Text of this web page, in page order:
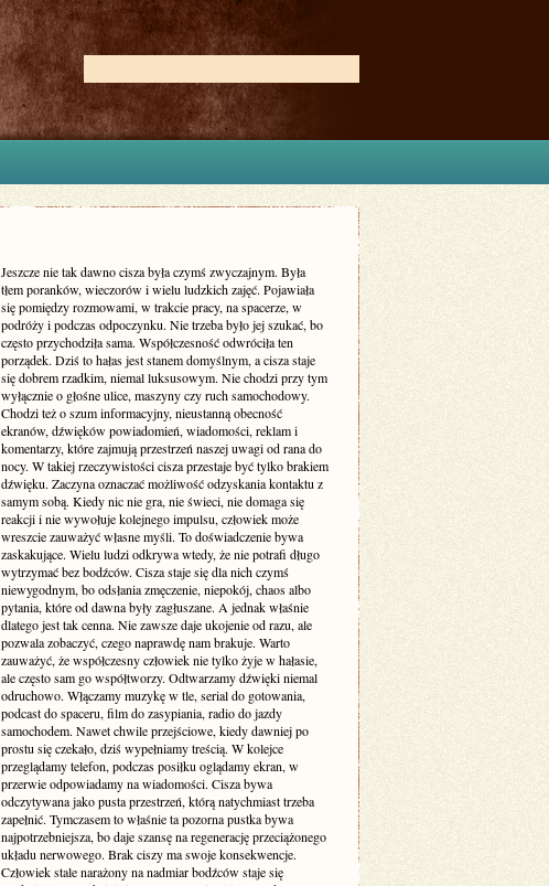
Jeszcze nie tak dawno cisza była czymś zwyczajnym. Była
tłem poranków, wieczorów i wielu ludzkich zajęć. Pojawiała
się pomiędzy rozmowami, w trakcie pracy, na spacerze, w
podróży i podczas odpoczynku. Nie trzeba było jej szukać, bo
często przychodziła sama. Współczesność odwróciła ten
porządek. Dziś to hałas jest stanem domyślnym, a cisza staje
się dobrem rzadkim, niemal luksusowym. Nie chodzi przy tym
wyłącznie o głośne ulice, maszyny czy ruch samochodowy.
Chodzi też o szum informacyjny, nieustanną obecność
ekranów, dźwięków powiadomień, wiadomości, reklam i
komentarzy, które zajmują przestrzeń naszej uwagi od rana do
nocy. W takiej rzeczywistości cisza przestaje być tylko brakiem
dźwięku. Zaczyna oznaczać możliwość odzyskania kontaktu z
samym sobą. Kiedy nic nie gra, nie świeci, nie domaga się
reakcji i nie wywołuje kolejnego impulsu, człowiek może
wreszcie zauważyć własne myśli. To doświadczenie bywa
zaskakujące. Wielu ludzi odkrywa wtedy, że nie potrafi długo
wytrzymać bez bodźców. Cisza staje się dla nich czymś
niewygodnym, bo odsłania zmęczenie, niepokój, chaos albo
pytania, które od dawna były zagłuszane. A jednak właśnie
dlatego jest tak cenna. Nie zawsze daje ukojenie od razu, ale
pozwala zobaczyć, czego naprawdę nam brakuje. Warto
zauważyć, że współczesny człowiek nie tylko żyje w hałasie,
ale często sam go współtworzy. Odtwarzamy dźwięki niemal
odruchowo. Włączamy muzykę w tle, serial do gotowania,
podcast do spaceru, film do zasypiania, radio do jazdy
samochodem. Nawet chwile przejściowe, kiedy dawniej po
prostu się czekało, dziś wypełniamy treścią. W kolejce
przeglądamy telefon, podczas posiłku oglądamy ekran, w
przerwie odpowiadamy na wiadomości. Cisza bywa
odczytywana jako pusta przestrzeń, którą natychmiast trzeba
zapełnić. Tymczasem to właśnie ta pozorna pustka bywa
najpotrzebniejsza, bo daje szansę na regenerację przeciążonego
układu nerwowego. Brak ciszy ma swoje konsekwencje.
Człowiek stale narażony na nadmiar bodźców staje się